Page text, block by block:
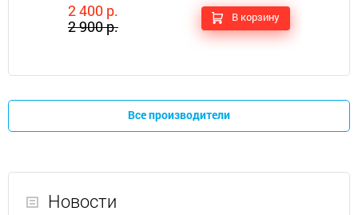
2 400 р.
2 900 р.
В корзину
Все производители
Новости